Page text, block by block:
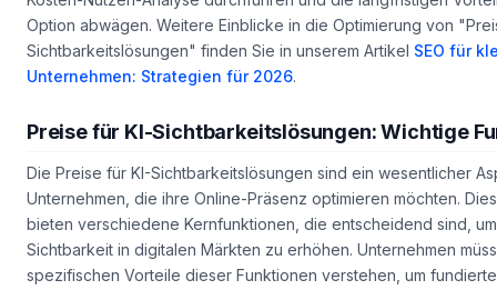
Option abwägen. Weitere Einblicke in die Optimierung von
Sichtbarkeitslösungen" finden Sie in unserem Artikel SEO für
Unternehmen: Strategien für 2026.
Preise für KI-Sichtbarkeitslösungen: Wichtige
Die Preise für KI-Sichtbarkeitslösungen sind ein wesentlicher
Unternehmen, die ihre Online-Präsenz optimieren möchten.
bieten verschiedene Kernfunktionen, die entscheidend sind,
Sichtbarkeit in digitalen Märkten zu erhöhen. Unternehmen
spezifischen Vorteile dieser Funktionen verstehen, um fundierte